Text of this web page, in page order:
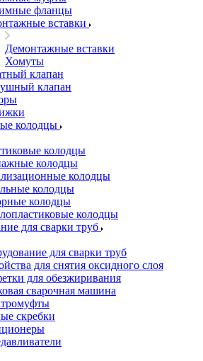
фланцы
вставки
Демонтажные вставки
Хомуты
клапан
клапан
колодцы
колодцы
колодцы
колодцы
колодцы
колодцы
колодцы
для сварки труб
для сварки труб
для снятия оксидного слоя
для обезжиривания
сварочная машина
скребки